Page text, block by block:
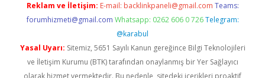
Reklam ve İletişim: E-mail: backlinkpaneli@gmail.com Teams:
forumhizmeti@gmail.com Whatsapp: 0262 606 0 726 Telegram:
@karabul
Yasal Uyarı: Sitemiz, 5651 Sayılı Kanun gereğince Bilgi Teknolojileri
ve İletişim Kurumu (BTK) tarafından onaylanmış bir Yer Sağlayıcı
olarak hizmet vermektedir. Bu nedenle, sitedeki içerikleri proaktif